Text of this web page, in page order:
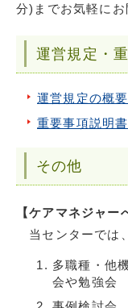
分)までお気軽にお
運営規定・
運営規定の概要
重要事項説明書
その他
【ケアマネジャー
当センターでは
多職種・他
会や勉強会